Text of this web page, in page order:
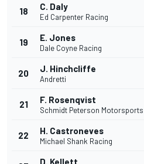
18 C. Daly
Ed Carpenter Racing
19 E. Jones
Dale Coyne Racing
20 J. Hinchcliffe
Andretti
21 F. Rosenqvist
Schmidt Peterson Motorsports
22 H. Castroneves
Michael Shank Racing
D. Kellett